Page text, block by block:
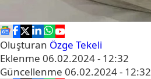
Oluşturan Özge Tekeli
Eklenme 06.02.2024 - 12:32
Güncellenme 06.02.2024 - 12:32